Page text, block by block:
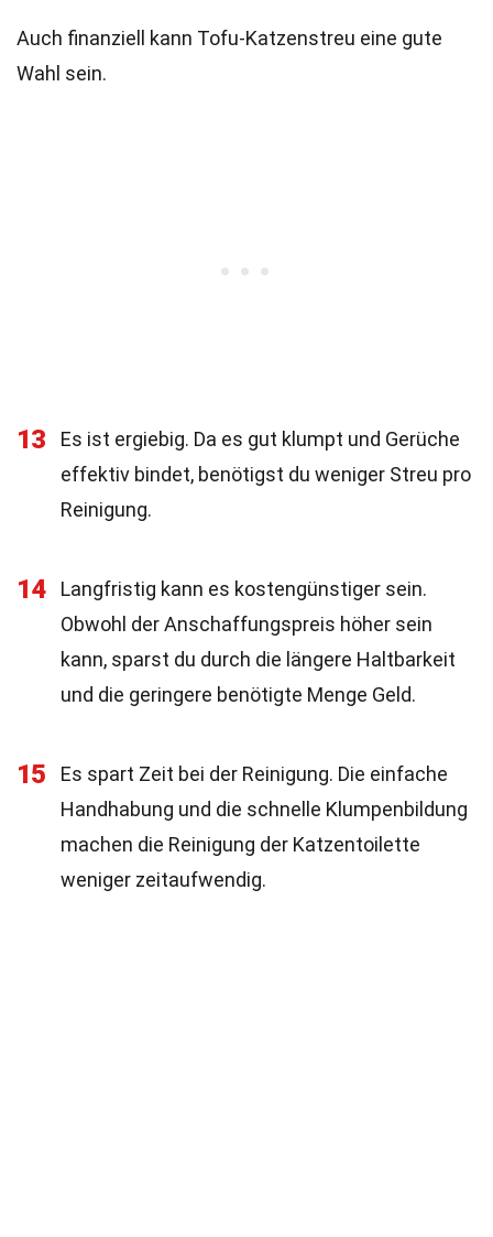
Auch finanziell kann Tofu-Katzenstreu eine gute
Wahl sein.
13
Es ist ergiebig. Da es gut klumpt und Gerüche
effektiv bindet, benötigst du weniger Streu pro
Reinigung.
14
Langfristig kann es kostengünstiger sein.
Obwohl der Anschaffungspreis höher sein
kann, sparst du durch die längere Haltbarkeit
und die geringere benötigte Menge Geld.
15
Es spart Zeit bei der Reinigung. Die einfache
Handhabung und die schnelle Klumpenbildung
machen die Reinigung der Katzentoilette
weniger zeitaufwendig.